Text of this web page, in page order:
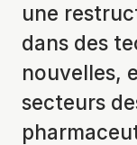
une
dans des
nouvelles,
secteurs